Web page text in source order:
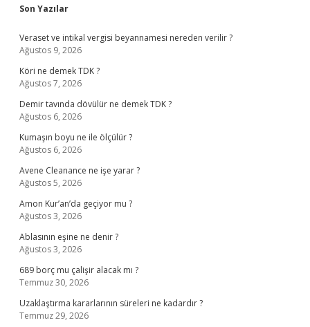
Sidebar
Son Yazılar
Veraset ve intikal vergisi beyannamesi nereden verilir ?
Ağustos 9, 2026
Köri ne demek TDK ?
Ağustos 7, 2026
Demir tavında dövülür ne demek TDK ?
Ağustos 6, 2026
Kumaşın boyu ne ile ölçülür ?
Ağustos 6, 2026
Avene Cleanance ne işe yarar ?
Ağustos 5, 2026
Amon Kur’an’da geçiyor mu ?
Ağustos 3, 2026
Ablasının eşine ne denir ?
Ağustos 3, 2026
689 borç mu çalişir alacak mı ?
Temmuz 30, 2026
Uzaklaştırma kararlarının süreleri ne kadardır ?
Temmuz 29, 2026